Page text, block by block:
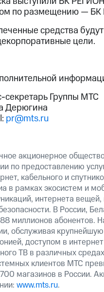
по размещению —
средства
цели.
секретарь Группы МТС
Дерюгина
pr@mts.ru
акционерное
по предоставлению
кабельного и
в рамках экосистем и
интернета
В России,
миллионов абонентов.
обслуживая
доступом в
ТВ в различных
клиентов МТС
магазинов в России.
www.mts.ru.